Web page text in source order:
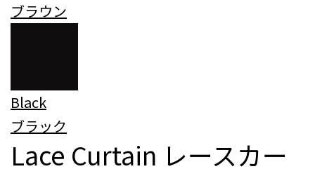
ブラウン
Black
ブラック
Lace Curtain レースカー